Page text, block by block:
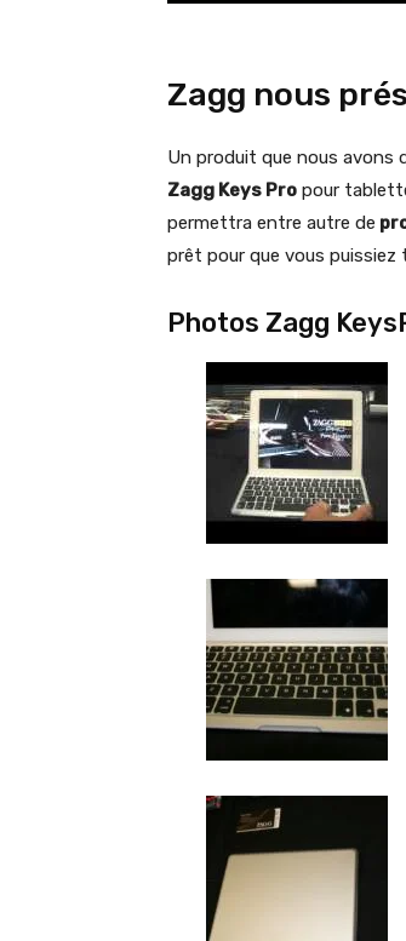
Zagg nous
Un produit que nous avons
Zagg Keys Pro pour
permettra entre autre de
prêt pour que vous
Photos Zagg